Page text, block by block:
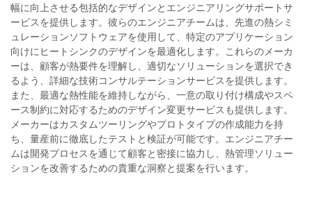
幅に向上させる包括的なデザインとエンジニアリングサポートサ
ービスを提供します。彼らのエンジニアチームは、先進の熱シミ
ュレーションソフトウェアを使用して、特定のアプリケーション
向けにヒートシンクのデザインを最適化します。これらのメーカ
ーは、顧客が熱要件を理解し、適切なソリューションを選択でき
るよう、詳細な技術コンサルテーションサービスを提供します。
また、最適な熱性能を維持しながら、一意の取り付け構成やスペ
ース制約に対応するためのデザイン変更サービスも提供します。
メーカーはカスタムツーリングやプロトタイプの作成能力を持
ち、量産前に徹底したテストと検証が可能です。エンジニアチー
ムは開発プロセスを通じて顧客と密接に協力し、熱管理ソリュー
ションを改善するための貴重な洞察と提案を行います。